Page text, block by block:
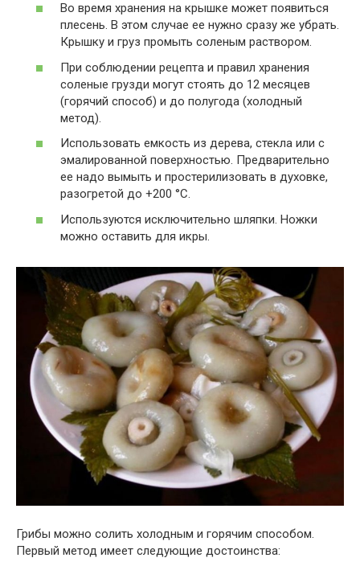
Во время хранения на крышке может появиться
плесень. В этом случае ее нужно сразу же убрать.
Крышку и груз промыть соленым раствором.
При соблюдении рецепта и правил хранения
соленые грузди могут стоять до 12 месяцев
(горячий способ) и до полугода (холодный
метод).
Использовать емкость из дерева, стекла или с
эмалированной поверхностью. Предварительно
ее надо вымыть и простерилизовать в духовке,
разогретой до +200 °C.
Используются исключительно шляпки. Ножки
можно оставить для икры.
Грибы можно солить холодным и горячим способом.
Первый метод имеет следующие достоинства: